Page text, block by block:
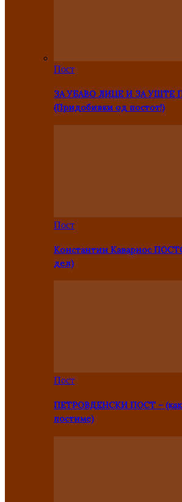
Пост
ЗА УБАВО ЛИЦЕ И ЗА УШТЕ
(Придобивки од постот!)
Пост
Константин Каварнос
дел)
Пост
ПЕТРОВДЕНСКИ ПОСТ –
постиме)